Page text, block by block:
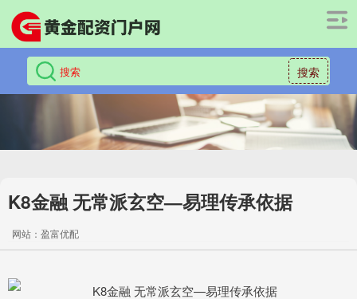
搜索
K8金融 无常派玄空—易理传承依据
网站：盈富优配